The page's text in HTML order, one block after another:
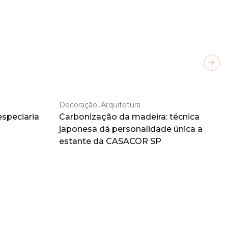
Decoração, Arquitetura
Carbonização da madeira: técnica
japonesa dá personalidade única a
estante da CASACOR SP